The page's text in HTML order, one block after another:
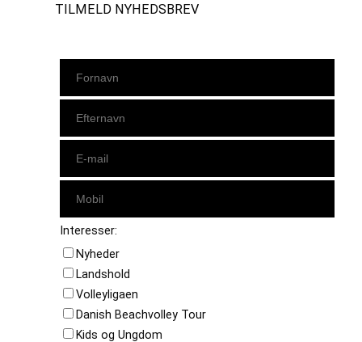
TILMELD NYHEDSBREV
Interesser:
Nyheder
Landshold
Volleyligaen
Danish Beachvolley Tour
Kids og Ungdom